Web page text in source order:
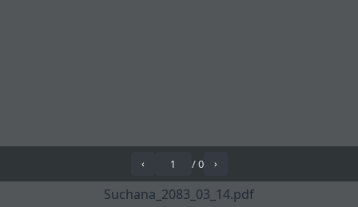
‹ /0 ›
Suchana_2083_03_14.pdf